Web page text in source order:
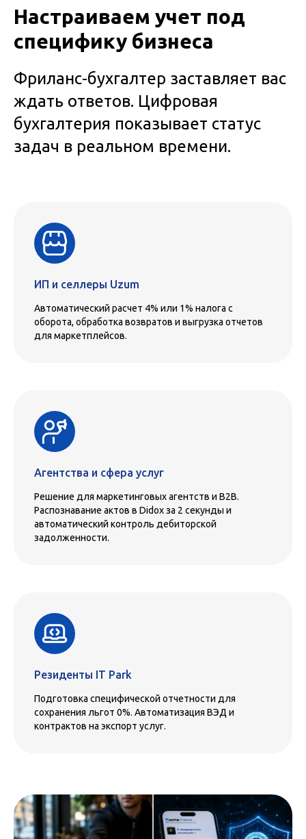
Настраиваем учет под
специфику бизнеса
Фриланс-бухгалтер заставляет вас
ждать ответов. Цифровая
бухгалтерия показывает статус
задач в реальном времени.
ИП и селлеры Uzum
Автоматический расчет 4% или 1% налога с
оборота, обработка возвратов и выгрузка отчетов
для маркетплейсов.
Агентства и сфера услуг
Решение для маркетинговых агентств и B2B.
Распознавание актов в Didox за 2 секунды и
автоматический контроль дебиторской
задолженности.
Резиденты IT Park
Подготовка специфической отчетности для
сохранения льгот 0%. Автоматизация ВЭД и
контрактов на экспорт услуг.